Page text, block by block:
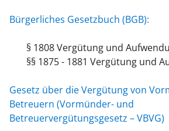
Bürgerliches Gesetzbuch (BGB):
§ 1808Vergütung und
§§ 1875 - 1881 Vergütung und
Gesetz über die Vergütung von
Betreuern (Vormünder- und
Betreuervergütungsgesetz – VBVG)